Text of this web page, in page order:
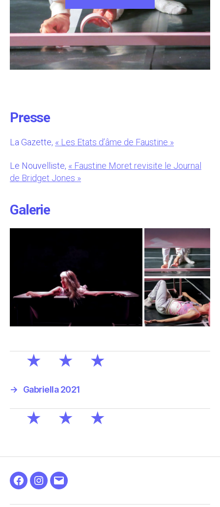
Presse
La Gazette, « Les Etats d’âme de Faustine »
Le Nouvelliste, « Faustine Moret revisite le Journal
de Bridget Jones »
Galerie
→ Gabriella 2021
Facebook
Instagram
E-